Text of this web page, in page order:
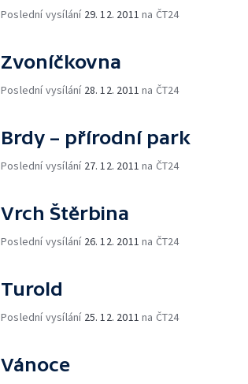
Poslední vysílání 29. 12. 2011 na ČT24
Zvoníčkovna
Poslední vysílání 28. 12. 2011 na ČT24
Brdy – přírodní park
Poslední vysílání 27. 12. 2011 na ČT24
Vrch Štěrbina
Poslední vysílání 26. 12. 2011 na ČT24
Turold
Poslední vysílání 25. 12. 2011 na ČT24
Vánoce